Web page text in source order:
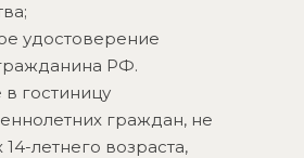
удостоверение
РФ.
гостиницу
граждан, не
летнего возраста,